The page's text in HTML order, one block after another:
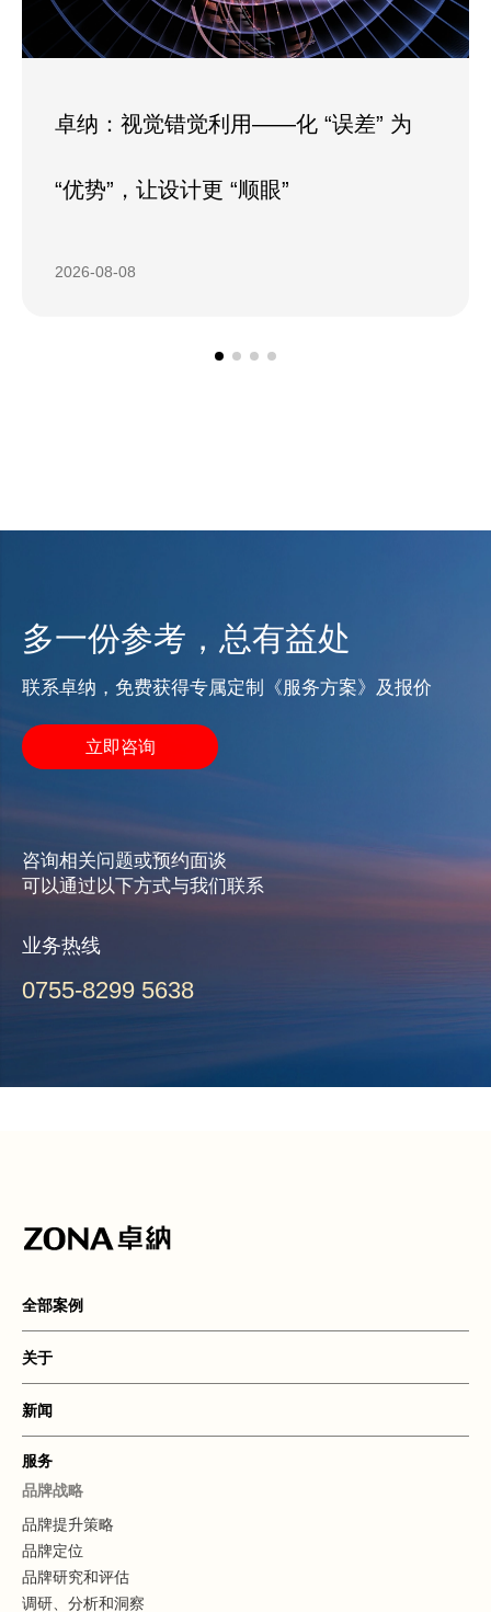
卓纳：视觉错觉利用——化 “误差” 为
“优势”，让设计更 “顺眼”
2026-08-08
多一份参考，总有益处
联系卓纳，免费获得专属定制《服务方案》及报价
立即咨询
咨询相关问题或预约面谈
可以通过以下方式与我们联系
业务热线
0755-8299 5638
全部案例
关于
新闻
服务
品牌战略
品牌提升策略
品牌定位
品牌研究和评估
调研、分析和洞察